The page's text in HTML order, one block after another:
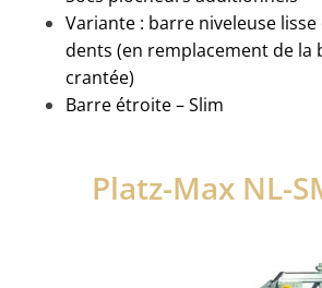
Variante : barre niveleuse
dents (en remplacement de la
crantée)
Barre étroite – Slim
Platz-Max NL-